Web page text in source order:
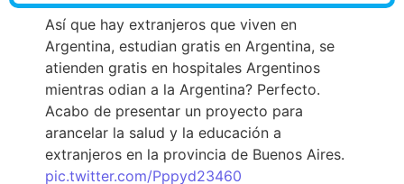
Así que hay extranjeros que viven en
Argentina, estudian gratis en Argentina, se
atienden gratis en hospitales Argentinos
mientras odian a la Argentina? Perfecto.
Acabo de presentar un proyecto para
arancelar la salud y la educación a
extranjeros en la provincia de Buenos Aires.
pic.twitter.com/Pppyd23460